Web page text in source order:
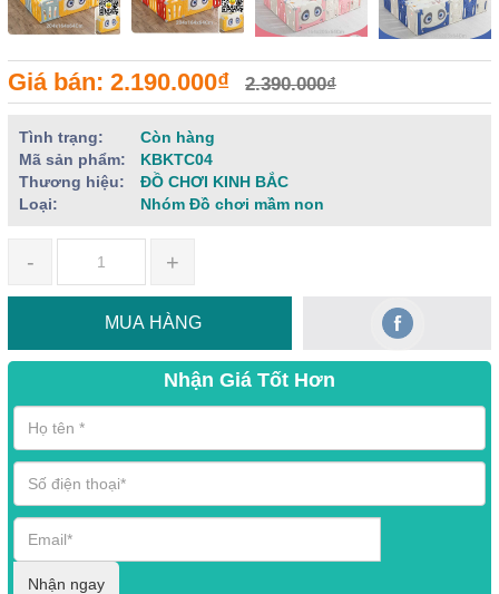
Giá bán: 2.190.000₫ 2.390.000₫
Tình trạng:
Còn hàng
Mã sản phẩm:
KBKTC04
Thương hiệu:
ĐỒ CHƠI KINH BẮC
Loại:
Nhóm Đồ chơi mầm non
- +
MUA HÀNG
Nhận Giá Tốt Hơn
Nhận ngay